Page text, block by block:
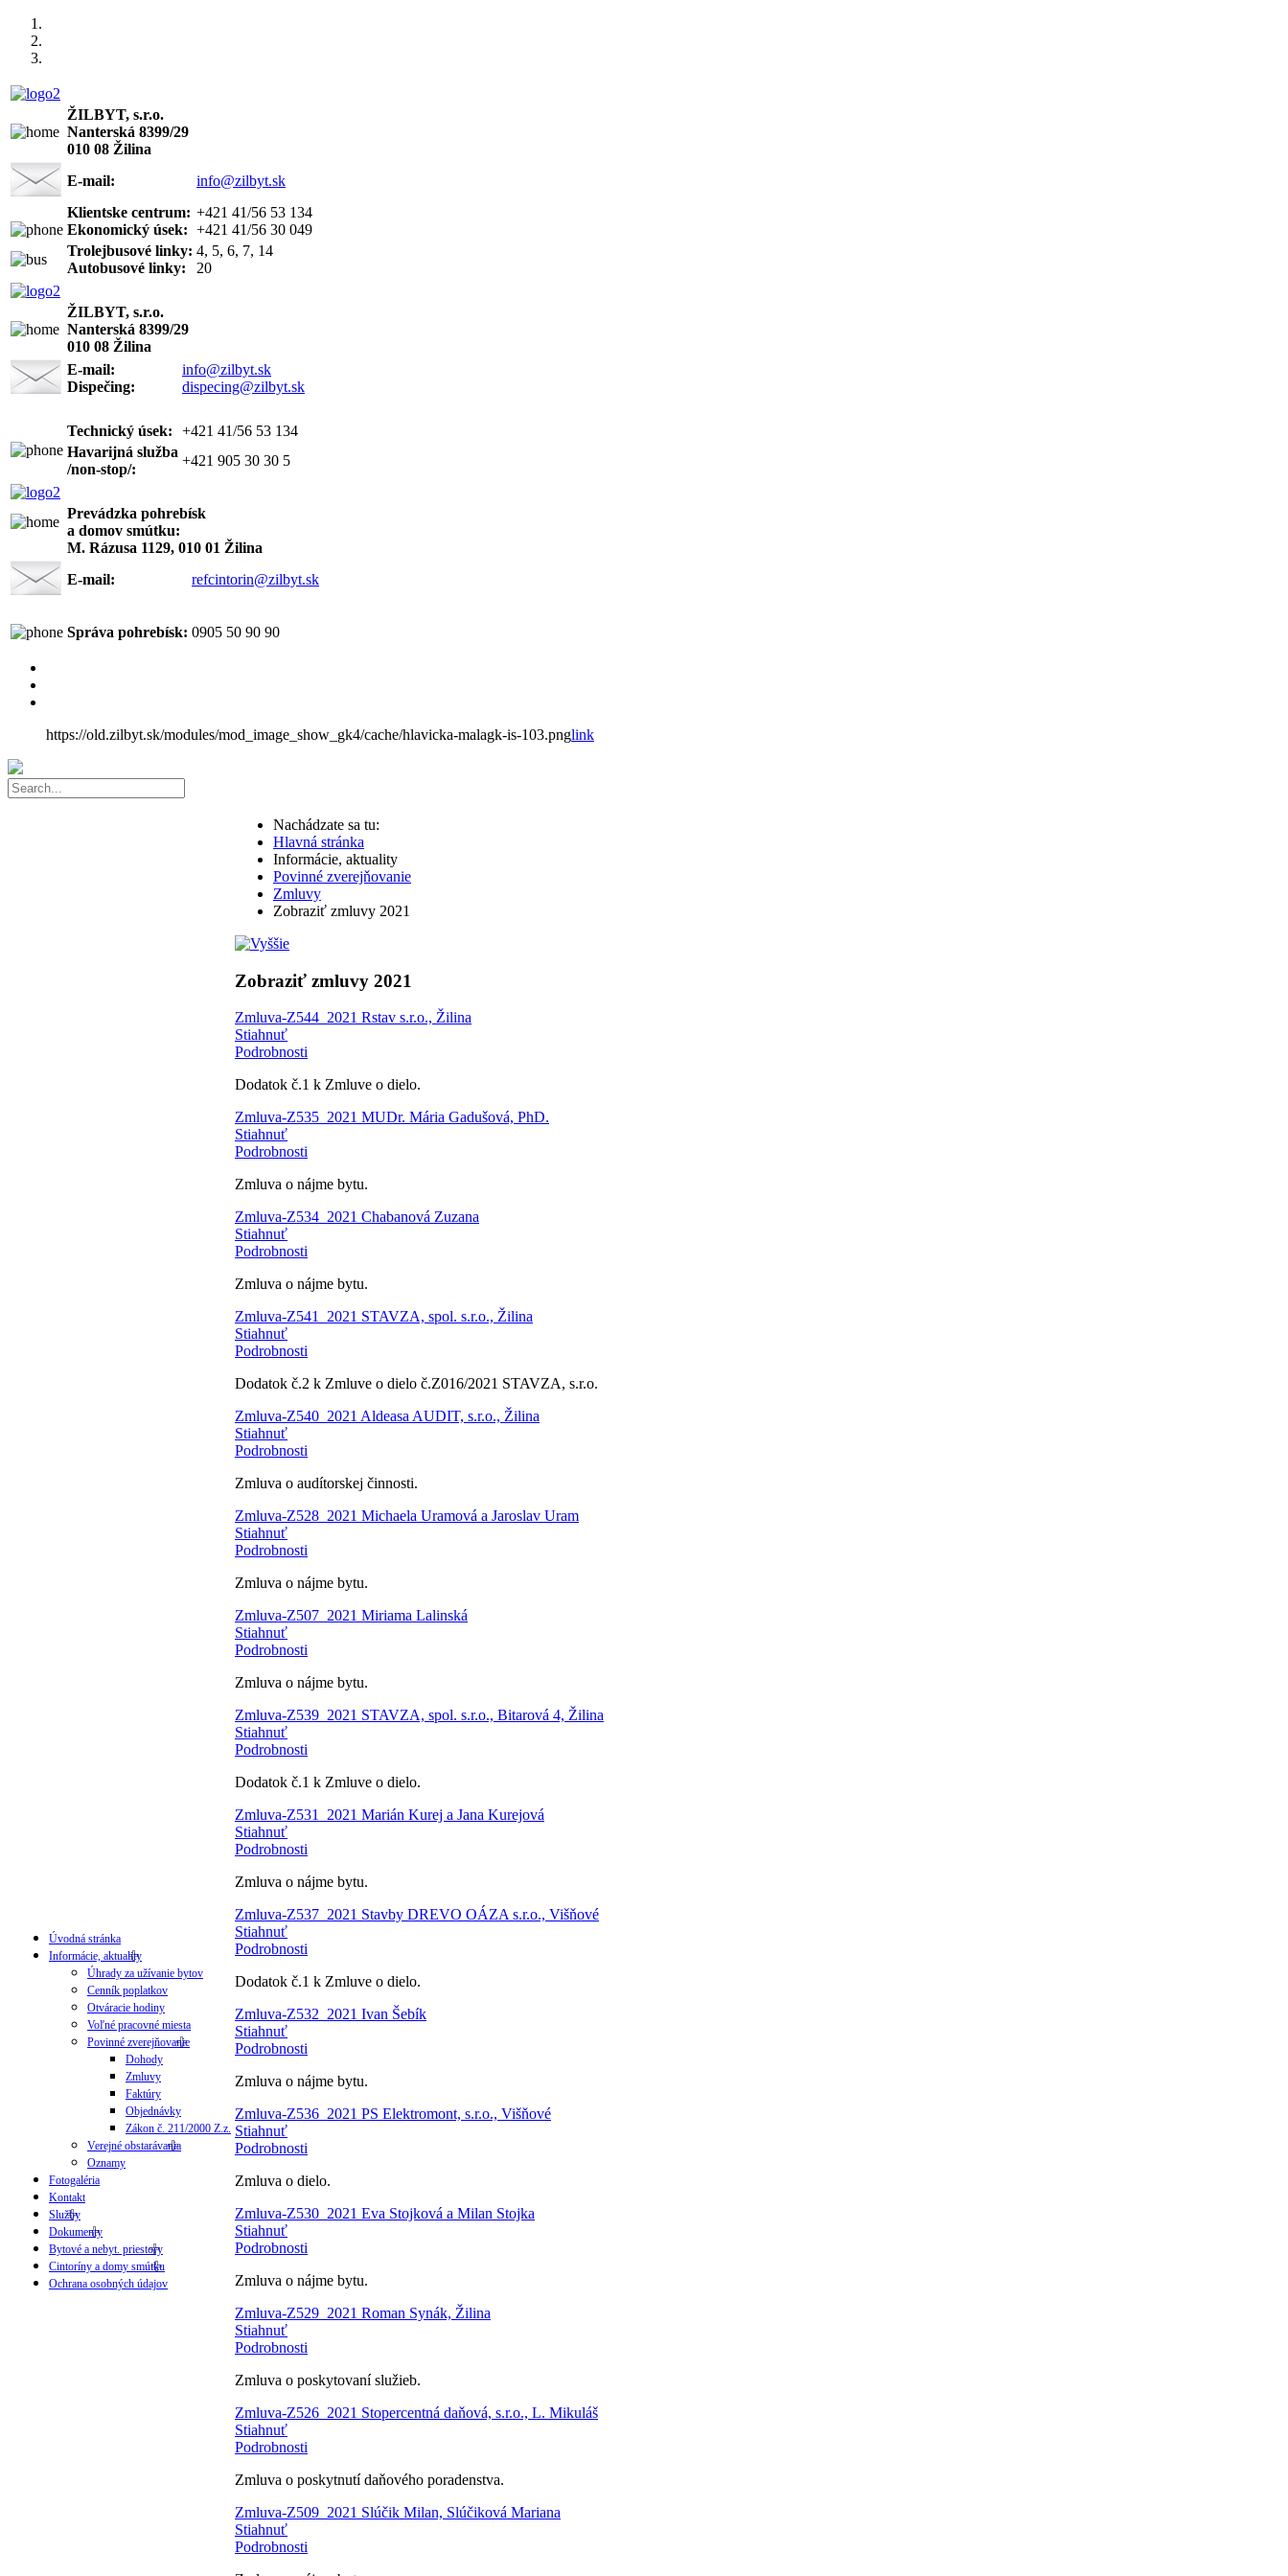
ŽILBYT, s.r.o.
Nanterská 8399/29
010 08 Žilina
E-mail:
info@zilbyt.sk
Klientske centrum:
Ekonomický úsek:
+421 41/56 53 134
+421 41/56 30 049
Trolejbusové linky:
Autobusové linky:
4, 5, 6, 7, 14
20
ŽILBYT, s.r.o.
Nanterská 8399/29
010 08 Žilina
E-mail:
Dispečing:
info@zilbyt.sk
dispecing@zilbyt.sk
Technický úsek:
+421 41/56 53 134
Havarijná služba
/non-stop/:
+421 905 30 30 5
Prevádzka pohrebísk
a domov smútku:
M. Rázusa 1129, 010 01 Žilina
E-mail:
refcintorin@zilbyt.sk
Správa pohrebísk: 0905 50 90 90
https://old.zilbyt.sk/modules/mod_image_show_gk4/cache/hlavicka-malagk-is-103.pnglink
Úvodná stránka
Informácie, aktuality
Úhrady za užívanie bytov
Cenník poplatkov
Otváracie hodiny
Voľné pracovné miesta
Povinné zverejňovanie
Dohody
Zmluvy
Faktúry
Objednávky
Zákon č. 211/2000 Z.z.
Verejné obstarávania
Oznamy
Fotogaléria
Kontakt
Služby
Dokumenty
Bytové a nebyt. priestory
Cintoríny a domy smútku
Ochrana osobných údajov
Nachádzate sa tu:
Hlavná stránka
Informácie, aktuality
Povinné zverejňovanie
Zmluvy
Zobraziť zmluvy 2021
Zobraziť zmluvy 2021
Zmluva-Z544_2021 Rstav s.r.o., Žilina
Stiahnuť
Podrobnosti
Dodatok č.1 k Zmluve o dielo.
Zmluva-Z535_2021 MUDr. Mária Gadušová, PhD.
Stiahnuť
Podrobnosti
Zmluva o nájme bytu.
Zmluva-Z534_2021 Chabanová Zuzana
Stiahnuť
Podrobnosti
Zmluva o nájme bytu.
Zmluva-Z541_2021 STAVZA, spol. s.r.o., Žilina
Stiahnuť
Podrobnosti
Dodatok č.2 k Zmluve o dielo č.Z016/2021 STAVZA, s.r.o.
Zmluva-Z540_2021 Aldeasa AUDIT, s.r.o., Žilina
Stiahnuť
Podrobnosti
Zmluva o audítorskej činnosti.
Zmluva-Z528_2021 Michaela Uramová a Jaroslav Uram
Stiahnuť
Podrobnosti
Zmluva o nájme bytu.
Zmluva-Z507_2021 Miriama Lalinská
Stiahnuť
Podrobnosti
Zmluva o nájme bytu.
Zmluva-Z539_2021 STAVZA, spol. s.r.o., Bitarová 4, Žilina
Stiahnuť
Podrobnosti
Dodatok č.1 k Zmluve o dielo.
Zmluva-Z531_2021 Marián Kurej a Jana Kurejová
Stiahnuť
Podrobnosti
Zmluva o nájme bytu.
Zmluva-Z537_2021 Stavby DREVO OÁZA s.r.o., Višňové
Stiahnuť
Podrobnosti
Dodatok č.1 k Zmluve o dielo.
Zmluva-Z532_2021 Ivan Šebík
Stiahnuť
Podrobnosti
Zmluva o nájme bytu.
Zmluva-Z536_2021 PS Elektromont, s.r.o., Višňové
Stiahnuť
Podrobnosti
Zmluva o dielo.
Zmluva-Z530_2021 Eva Stojková a Milan Stojka
Stiahnuť
Podrobnosti
Zmluva o nájme bytu.
Zmluva-Z529_2021 Roman Synák, Žilina
Stiahnuť
Podrobnosti
Zmluva o poskytovaní služieb.
Zmluva-Z526_2021 Stopercentná daňová, s.r.o., L. Mikuláš
Stiahnuť
Podrobnosti
Zmluva o poskytnutí daňového poradenstva.
Zmluva-Z509_2021 Slúčik Milan, Slúčiková Mariana
Stiahnuť
Podrobnosti